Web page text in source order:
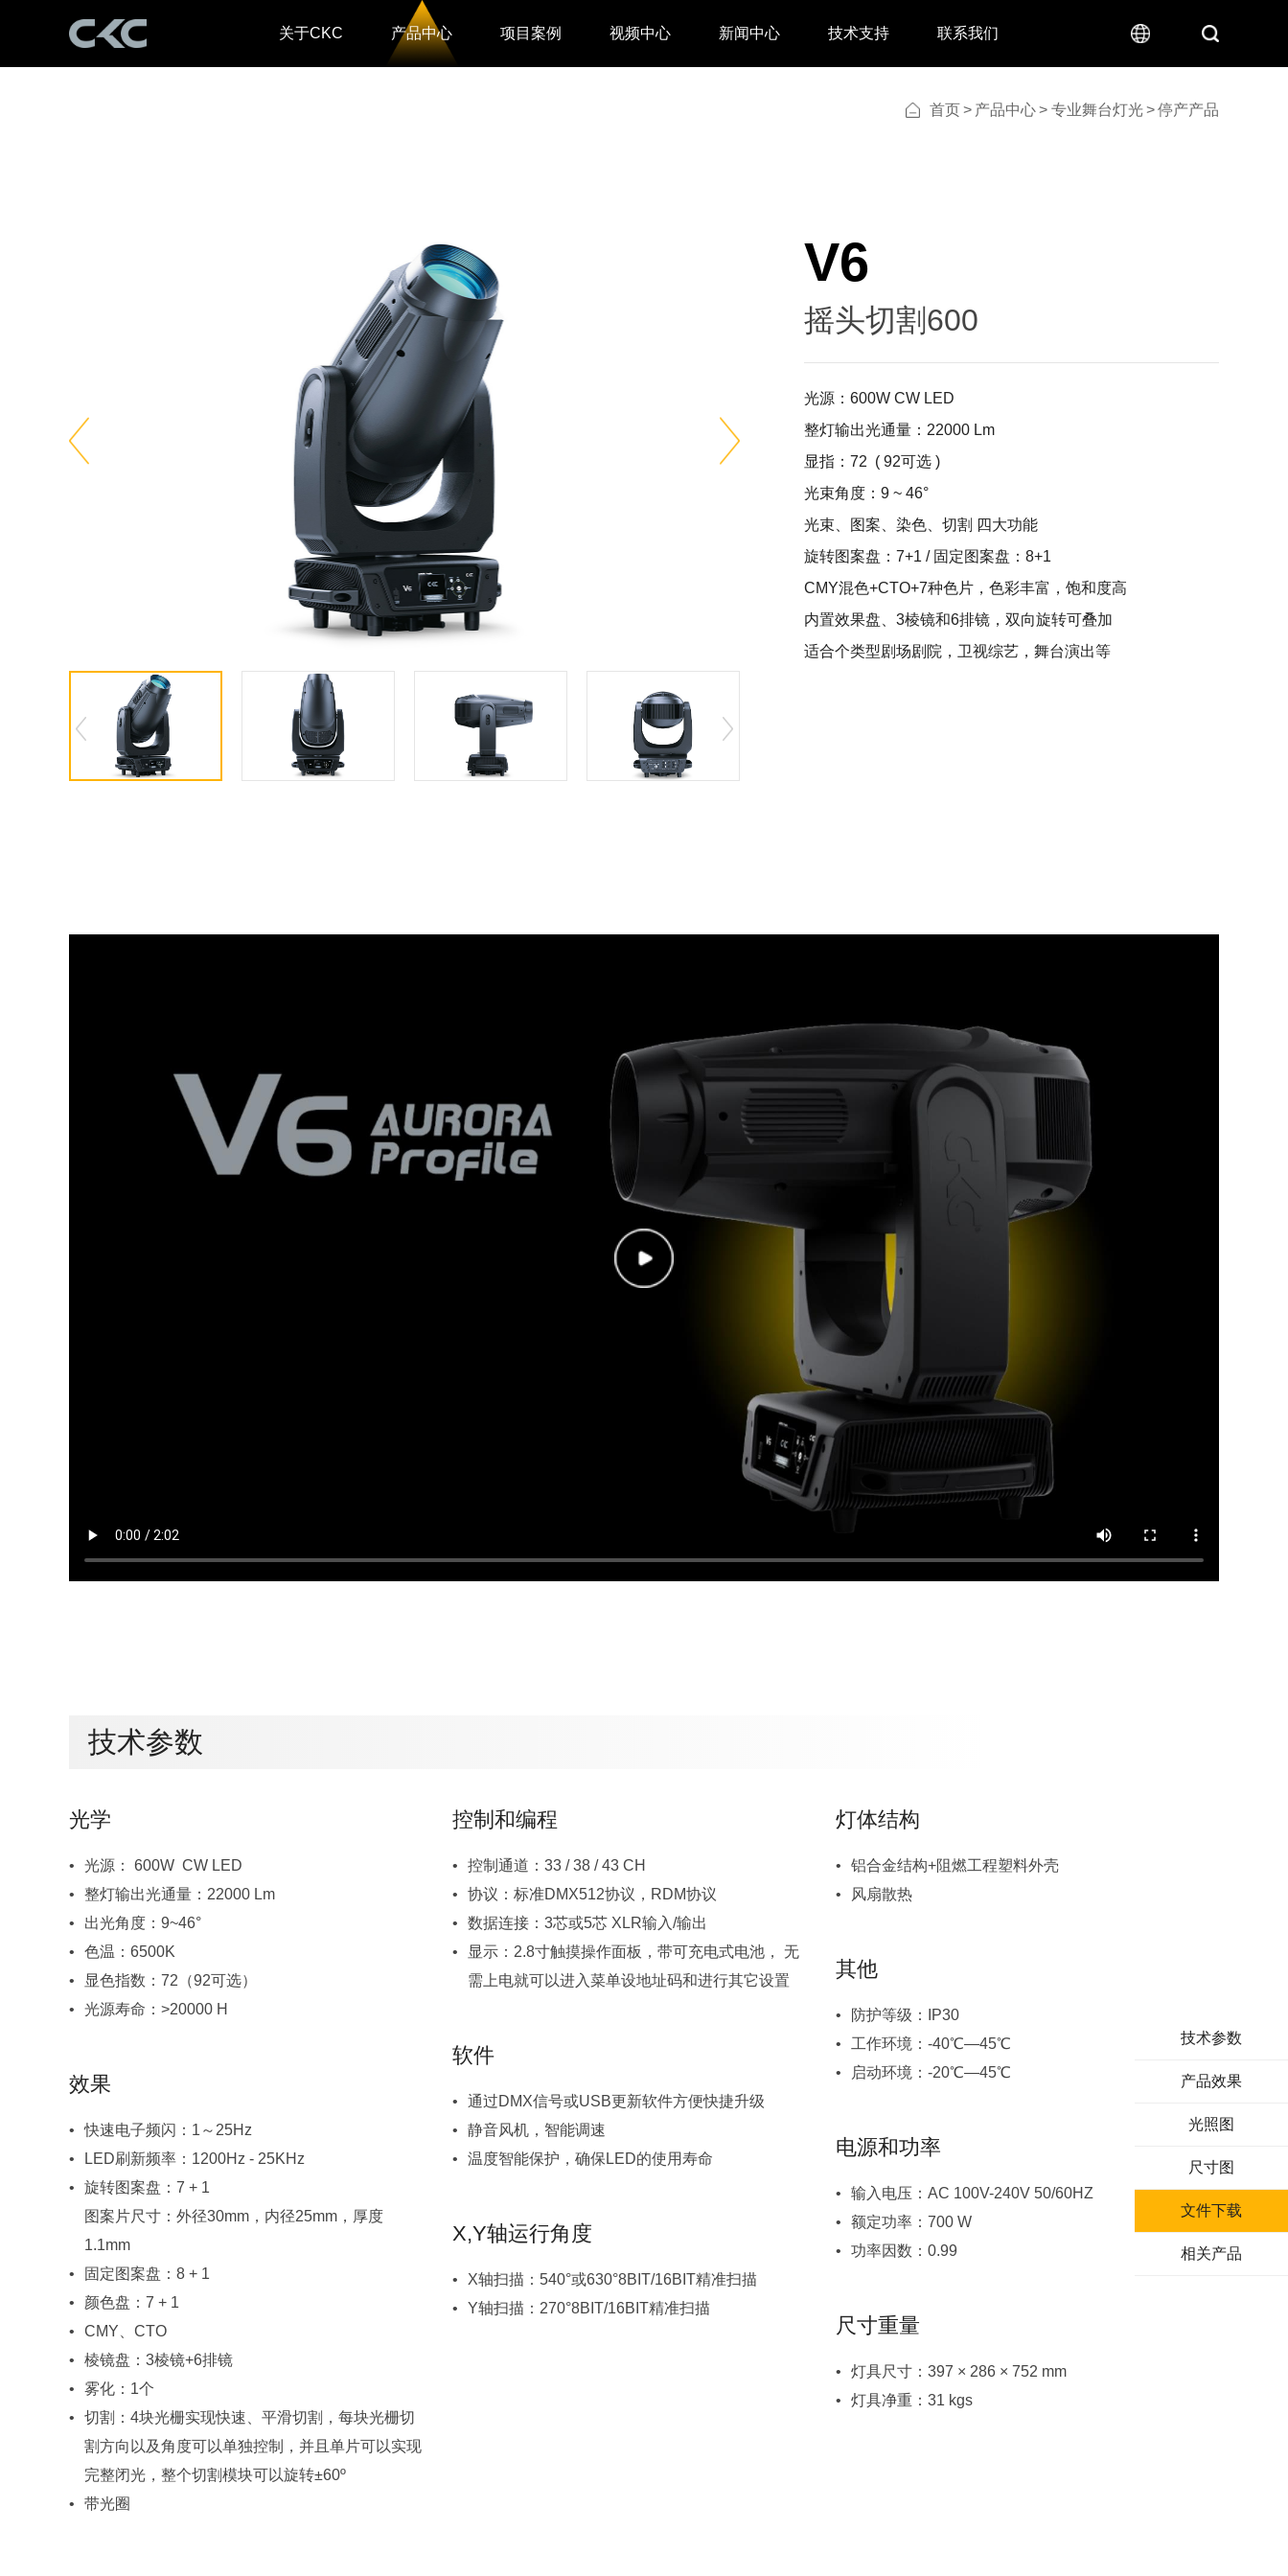
关于CKC 产品中心 项目案例 视频中心 新闻中心 技术支持 联系我们
首页> 产品中心 > 专业舞台灯光>停产产品
V6
摇头切割600
光源： 600W CW LED
整灯输出光通量：22000 Lm
显指：72 ( 92可选 )
光束角度：9 ~ 46°
光束、图案、染色、切割 四大功能
旋转图案盘：7+1 / 固定图案盘：8+1
CMY混色+CTO+7种色片，色彩丰富，饱和度高
内置效果盘、3棱镜和6排镜，双向旋转可叠加
适合个类型剧场剧院，卫视综艺，舞台演出等
技术参数
光学
光源： 600W CW LED
整灯输出光通量：22000 Lm
出光角度：9~46°
色温：6500K
显色指数：72（92可选）
光源寿命：>20000 H
效果
快速电子频闪：1～25Hz
LED刷新频率：1200Hz - 25KHz
旋转图案盘：7 + 1
1.1mm
固定图案盘：8 + 1
颜色盘：7 + 1
CMY、CTO
棱镜盘：3棱镜+6排镜
雾化：1个
完整闭光，整个切割模块可以旋转±60º
带光圈
控制和编程
控制通道：33 / 38 / 43 CH
协议：标准DMX512协议，RDM协议
数据连接：3芯或5芯 XLR输入/输出
需上电就可以进入菜单设地址码和进行其它设置
软件
通过DMX信号或USB更新软件方便快捷升级
静音风机，智能调速
温度智能保护，确保LED的使用寿命
X,Y轴运行角度
X轴扫描：540°或630°8BIT/16BIT精准扫描
Y轴扫描：270°8BIT/16BIT精准扫描
灯体结构
铝合金结构+阻燃工程塑料外壳
风扇散热
其他
防护等级：IP30
工作环境：-40℃—45℃
启动环境：-20℃—45℃
电源和功率
输入电压：AC 100V-240V 50/60HZ
额定功率：700 W
功率因数：0.99
尺寸重量
灯具尺寸：397 × 286 × 752 mm
灯具净重：31 kgs
技术参数
产品效果
光照图
尺寸图
文件下载
相关产品